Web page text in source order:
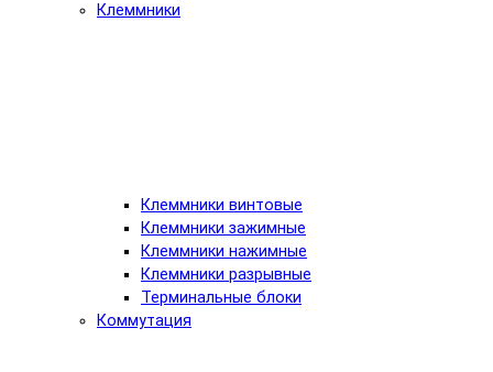
Клеммники
Клеммники винтовые
Клеммники зажимные
Клеммники нажимные
Клеммники разрывные
Терминальные блоки
Коммутация